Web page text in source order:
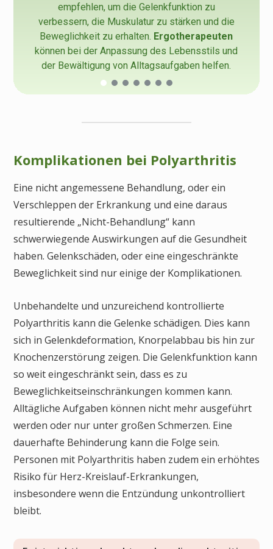
empfehlen, um die Gelenkfunktion zu
verbessern, die Muskulatur zu stärken und die
Beweglichkeit zu erhalten. Ergotherapeuten
können bei der Anpassung des Lebensstils und
der Bewältigung von Alltagsaufgaben helfen.
Komplikationen bei Polyarthritis
Eine nicht angemessene Behandlung, oder ein
Verschleppen der Erkrankung und eine daraus
resultierende „Nicht-Behandlung“ kann
schwerwiegende Auswirkungen auf die Gesundheit
haben. Gelenkschäden, oder eine eingeschränkte
Beweglichkeit sind nur einige der Komplikationen.
Unbehandelte und unzureichend kontrollierte
Polyarthritis kann die Gelenke schädigen. Dies kann
sich in Gelenkdeformation, Knorpelabbau bis hin zur
Knochenzerstörung zeigen. Die Gelenkfunktion kann
so weit eingeschränkt sein, dass es zu
Beweglichkeitseinschränkungen kommen kann.
Alltägliche Aufgaben können nicht mehr ausgeführt
werden oder nur unter großen Schmerzen. Eine
dauerhafte Behinderung kann die Folge sein.
Personen mit Polyarthritis haben zudem ein erhöhtes
Risiko für Herz-Kreislauf-Erkrankungen,
insbesondere wenn die Entzündung unkontrolliert
bleibt.